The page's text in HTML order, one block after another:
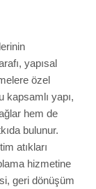
yapısal
özel
yapı,
hem de
bulunur.
atıkları
hizmetine
geri dönüşüm